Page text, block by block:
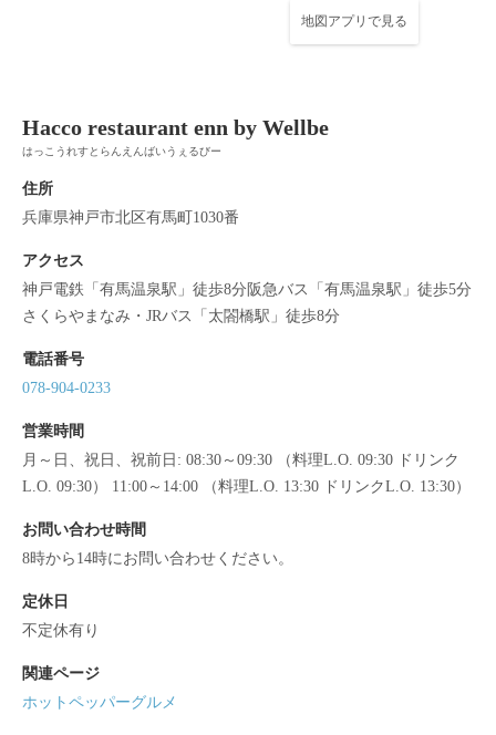
地図アプリで見る
Hacco restaurant enn by Wellbe
はっこうれすとらんえんばいうぇるびー
住所
兵庫県神戸市北区有馬町1030番
アクセス
神戸電鉄「有馬温泉駅」徒歩8分阪急バス「有馬温泉駅」徒歩5分
さくらやまなみ・JRバス「太閤橋駅」徒歩8分
電話番号
078-904-0233
営業時間
月～日、祝日、祝前日: 08:30～09:30 （料理L.O. 09:30 ドリンク
L.O. 09:30） 11:00～14:00 （料理L.O. 13:30 ドリンクL.O. 13:30）
お問い合わせ時間
8時から14時にお問い合わせください。
定休日
不定休有り
関連ページ
ホットペッパーグルメ